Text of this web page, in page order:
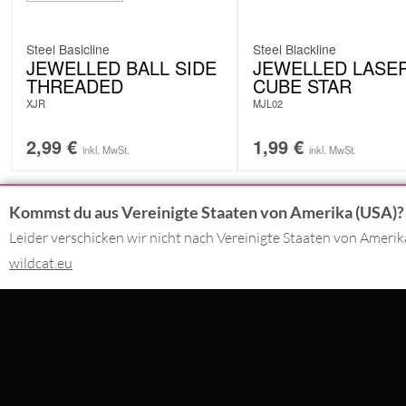
Steel Basicline
JEWELLED BALL SIDE
THREADED
XJR
2,99 € inkl. MwSt.
Steel Blackline
JEWELLED
CUBE STAR
MJL02
1,99 € inkl. MwSt.
KONTAKT DU
Kommst du aus Vereinigte Staaten von Amerika (USA)?
Leider verschicken wir nicht nach Vereinigte Staaten von
wildcat.eu